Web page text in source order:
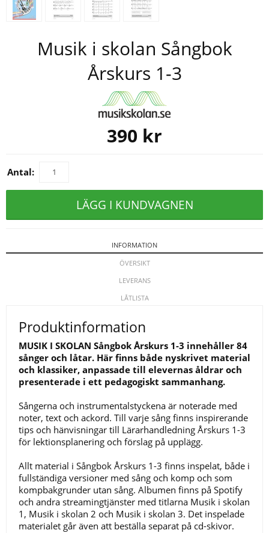
Musik i skolan Sångbok
Årskurs 1-3
390 kr
Antal:
LÄGG I KUNDVAGNEN
INFORMATION
ÖVERSIKT
LEVERANS
LÅTLISTA
Produktinformation
MUSIK I SKOLAN Sångbok Årskurs 1-3 innehåller 84
sånger och låtar. Här finns både nyskrivet material
och klassiker, anpassade till elevernas åldrar och
presenterade i ett pedagogiskt sammanhang.
Sångerna och instrumentalstyckena är noterade med
noter, text och ackord. Till varje sång finns inspirerande
tips och hänvisningar till Lärarhandledning Årskurs 1-3
för lektionsplanering och förslag på upplägg.
Allt material i Sångbok Årskurs 1-3 finns inspelat, både i
fullständiga versioner med sång och komp och som
kompbakgrunder utan sång. Albumen finns på Spotify
och andra streamingtjänster med titlarna Musik i skolan
1, Musik i skolan 2 och Musik i skolan 3. Det inspelade
materialet går även att beställa separat på cd-skivor.